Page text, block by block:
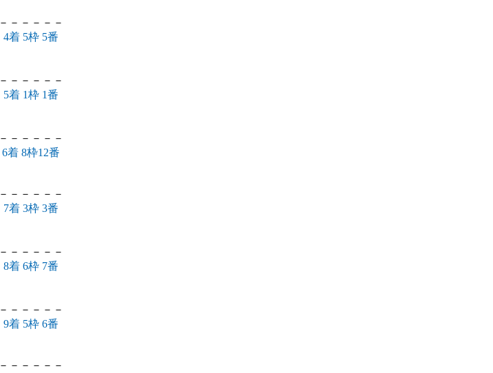
－－－－－－
4着 5枠 5番
－－－－－－
5着 1枠 1番
－－－－－－
6着 8枠12番
－－－－－－
7着 3枠 3番
－－－－－－
8着 6枠 7番
－－－－－－
9着 5枠 6番
－－－－－－